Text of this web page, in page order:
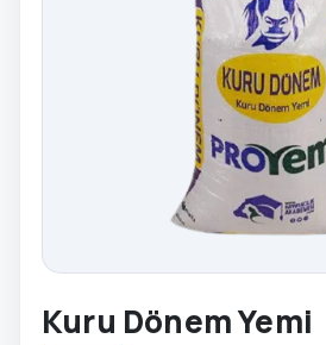
Kuru Dönem Yemi